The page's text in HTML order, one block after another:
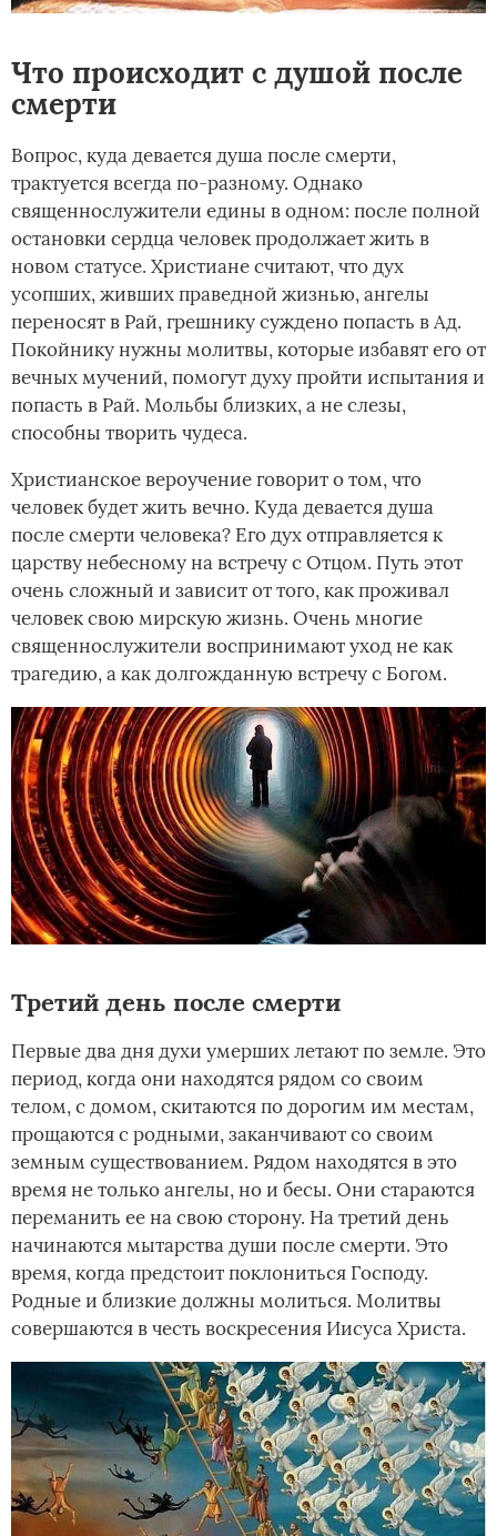
Что происходит с душой после
смерти
Вопрос, куда девается душа после смерти,
трактуется всегда по-разному. Однако
священнослужители едины в одном: после полной
остановки сердца человек продолжает жить в
новом статусе. Христиане считают, что дух
усопших, живших праведной жизнью, ангелы
переносят в Рай, грешнику суждено попасть в Ад.
Покойнику нужны молитвы, которые избавят его от
вечных мучений, помогут духу пройти испытания и
попасть в Рай. Мольбы близких, а не слезы,
способны творить чудеса.
Христианское вероучение говорит о том, что
человек будет жить вечно. Куда девается душа
после смерти человека? Его дух отправляется к
царству небесному на встречу с Отцом. Путь этот
очень сложный и зависит от того, как проживал
человек свою мирскую жизнь. Очень многие
священнослужители воспринимают уход не как
трагедию, а как долгожданную встречу с Богом.
Третий день после смерти
Первые два дня духи умерших летают по земле. Это
период, когда они находятся рядом со своим
телом, с домом, скитаются по дорогим им местам,
прощаются с родными, заканчивают со своим
земным существованием. Рядом находятся в это
время не только ангелы, но и бесы. Они стараются
переманить ее на свою сторону. На третий день
начинаются мытарства души после смерти. Это
время, когда предстоит поклониться Господу.
Родные и близкие должны молиться. Молитвы
совершаются в честь воскресения Иисуса Христа.